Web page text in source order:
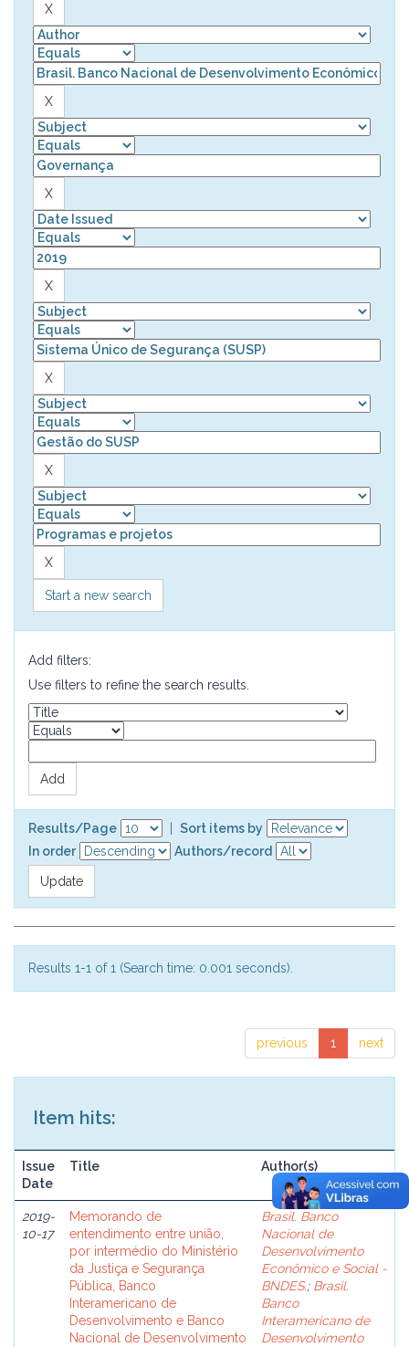
Start a new search
Add filters:
Use filters to refine the search results.
Results/Page
Sort items by
In order
Authors/record
Results 1-1 of 1 (Search time: 0.001 seconds).
previous 1 next
Item hits:
Issue
Date
Title Author(s)
2019-
10-17
Memorando de
entendimento entre união,
por intermédio do Ministério
da Justiça e Segurança
Pública, Banco
Interamericano de
Desenvolvimento e Banco
Nacional de Desenvolvimento
Brasil. Banco
Nacional de
Desenvolvimento
Econômico e Social -
BNDES.; Brasil.
Banco
Interamericano de
Desenvolvimento